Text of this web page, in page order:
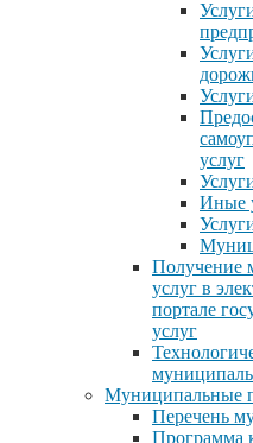
услуг
Иные
Получение
услуг в
портале
услуг
Муниципальные
Перечень
Программа